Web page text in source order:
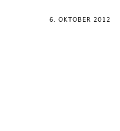
6. OKTOBER 2012